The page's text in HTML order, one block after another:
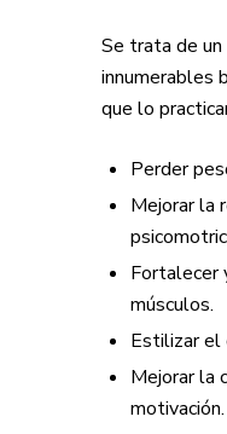
Se trata de
innumerables
que lo
Perder
Mejorar la
Fortalecer
músculos.
Estilizar el
Mejorar la
motivación.